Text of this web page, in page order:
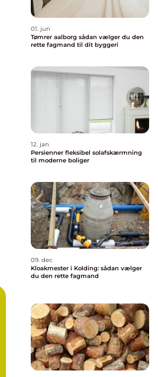
01. jun
Tømrer aalborg sådan vælger du den
rette fagmand til dit byggeri
12. jan
Persienner fleksibel solafskærmning
til moderne boliger
09. dec
Kloakmester i Kolding: sådan vælger
du den rette fagmand